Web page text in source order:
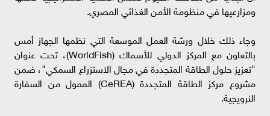
ومزارعيها في منظومة الأمن الغذائي المصري.
وجاء ذلك خلال ورشة العمل الموسعة التي نظمها الجهاز أمس
بالتعاون مع المركز الدولي للأسماك (WorldFish)، تحت عنوان
"تعزيز حلول الطاقة المتجددة في مجال الاستزراع السمكي"، ضمن
مشروع مركز الطاقة المتجددة (CeREA) الممول من السفارة
النرويجية.